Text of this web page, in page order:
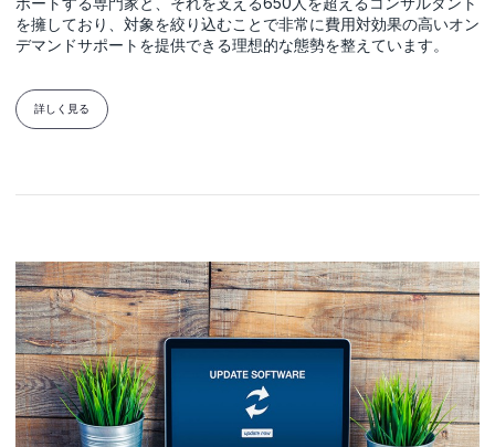
を擁しており、対象を絞り込むことで非常に費用対効果の高いオン
デマンドサポートを提供できる理想的な態勢を整えています。
詳しく見る